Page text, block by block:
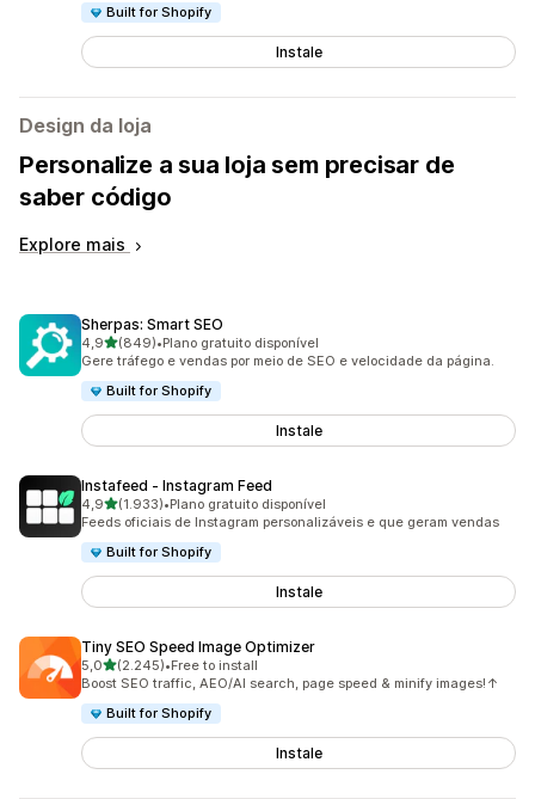
Built for Shopify
Instale
Design da loja
Personalize a sua loja sem precisar de
saber código
Explore mais
Sherpas: Smart SEO
4,9de 5 estrelas
(849)
849 total de avaliações
•Plano gratuito disponível
Gere tráfego e vendas por meio de SEO e velocidade da página.
Built for Shopify
Instale
Instafeed ‑ Instagram Feed
4,9de 5 estrelas
(1.933)
1933 total de avaliações
•Plano gratuito disponível
Feeds oficiais de Instagram personalizáveis e que geram vendas
Built for Shopify
Instale
Tiny SEO Speed Image Optimizer
5,0de 5 estrelas
(2.245)
2245 total de avaliações
•Free to install
Boost SEO traffic, AEO/AI search, page speed & minify images!↑
Built for Shopify
Instale